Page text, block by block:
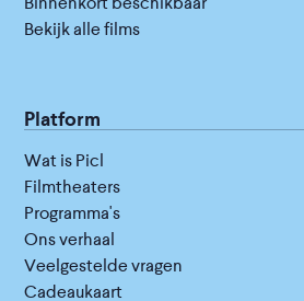
Bekijk alle films
Platform
Wat is Picl
Filmtheaters
Programma's
Ons verhaal
Veelgestelde vragen
Cadeaukaart